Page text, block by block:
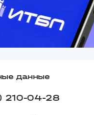
данные
210-04-28